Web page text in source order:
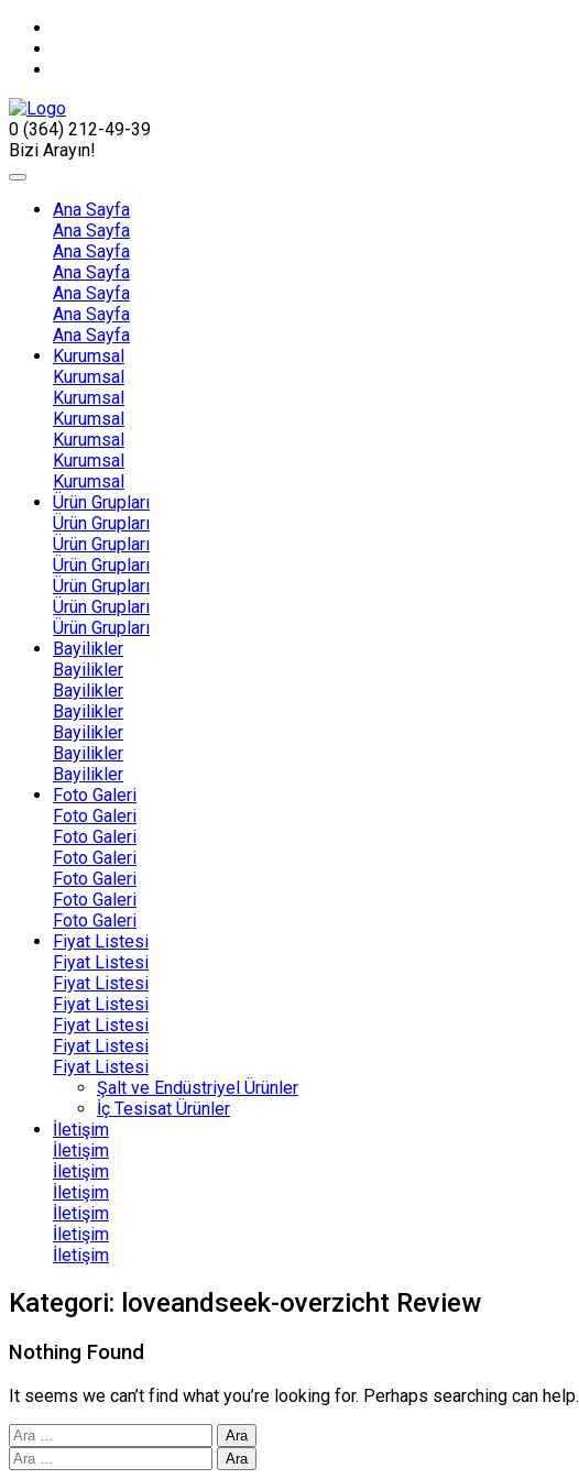
0 (364) 212-49-39
Bizi Arayın!
Ana Sayfa
Ana Sayfa
Ana Sayfa
Ana Sayfa
Ana Sayfa
Ana Sayfa
Ana Sayfa
Kurumsal
Kurumsal
Kurumsal
Kurumsal
Kurumsal
Kurumsal
Kurumsal
Ürün Grupları
Ürün Grupları
Ürün Grupları
Ürün Grupları
Ürün Grupları
Ürün Grupları
Ürün Grupları
Bayilikler
Bayilikler
Bayilikler
Bayilikler
Bayilikler
Bayilikler
Bayilikler
Foto Galeri
Foto Galeri
Foto Galeri
Foto Galeri
Foto Galeri
Foto Galeri
Foto Galeri
Fiyat Listesi
Fiyat Listesi
Fiyat Listesi
Fiyat Listesi
Fiyat Listesi
Fiyat Listesi
Fiyat Listesi
Şalt ve Endüstriyel Ürünler
İç Tesisat Ürünler
İletişim
İletişim
İletişim
İletişim
İletişim
İletişim
İletişim
Kategori: loveandseek-overzicht Review
Nothing Found
It seems we can’t find what you’re looking for. Perhaps searching can help.
Arama:
Arama: